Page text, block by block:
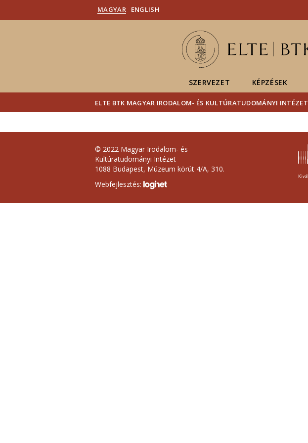
MAGYAR ENGLISH
SZERVEZET KÉPZÉSEK
ELTE BTK MAGYAR IRODALOM- ÉS KULTÚRATUDOMÁNYI INTÉZET
© 2022 Magyar Irodalom- és
Kultúratudományi Intézet
1088 Budapest, Múzeum körút 4/A, 310.
Webfejlesztés: